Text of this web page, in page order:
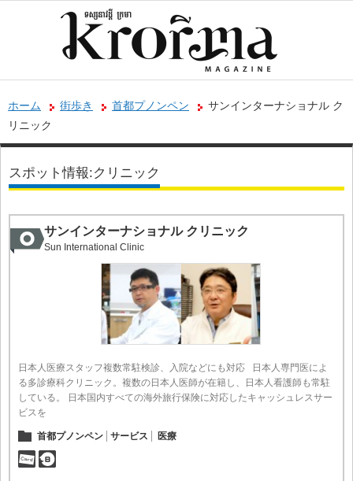
ホーム 街歩き 首都プノンペン
サンインターナショナル ク
リニック
スポット情報:クリニック
サンインターナショナル クリニック
Sun International Clinic
日本人医療スタッフ複数常駐検診、入院などにも対応 日本人専門医によ
る多診療科クリニック。複数の日本人医師が在籍し、日本人看護師も常駐
している。 日本国内すべての海外旅行保険に対応したキャッシュレスサー
ビスを
首都プノンペン サービス 医療